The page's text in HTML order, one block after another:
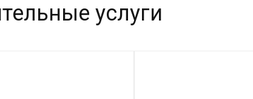
услуги